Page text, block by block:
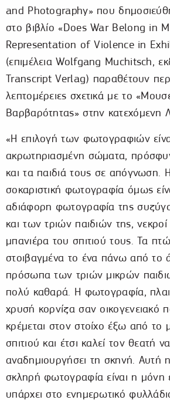
and Photography» που
στο βιβλίο «Does War Belong in
Representation of Violence in
(επιμέλεια Wolfgang Muchitsch,
Transcript Verlag) παραθέτουν
λεπτομέρειες σχετικά με το
Βαρβαρότητας» στην κατεχόμενη
«Η επιλογή των φωτογραφιών
ακρωτηριασμένη σώματα,
και τα παιδιά τους σε απόγνωση.
σοκαριστική φωτογραφία όμως
αδιάφορη φωτογραφία της
και των τριών παιδιών της,
μπανιέρα του σπιτιού τους. Τα
στοιβαγμένα το ένα πάνω από το
πρόσωπα των τριών μικρών
πολύ καθαρά. Η φωτογραφία,
χρυσή κορνίζα σαν οικογενειακό
κρέμεται στον στοίχο έξω από το
σπιτιού και έτσι καλεί τον θεατή να
αναδημιουργήσει τη σκηνή. Αυτή
σκληρή φωτογραφία είναι η μόνη
υπάρχει στο ενημερωτικό